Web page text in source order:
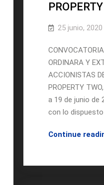
25 junio, 2020
ORDINARA Y
ACCIONISTAS
PROPERTY
a 19 de junio de
con lo
Continue